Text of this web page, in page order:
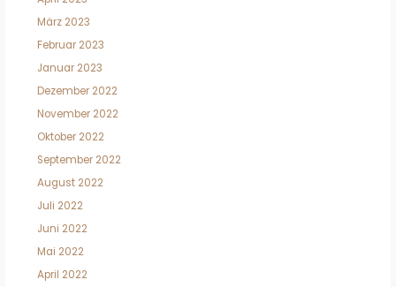
März 2023
Februar 2023
Januar 2023
Dezember 2022
November 2022
Oktober 2022
September 2022
August 2022
Juli 2022
Juni 2022
Mai 2022
April 2022